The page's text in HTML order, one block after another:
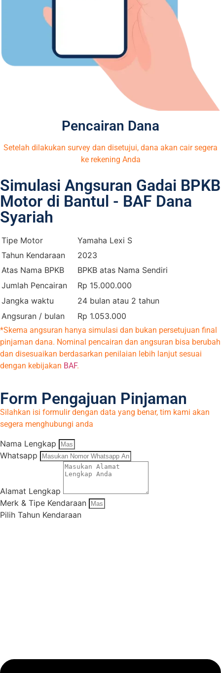
Pencairan Dana
Setelah dilakukan survey dan disetujui, dana akan cair segera
ke rekening Anda
Simulasi Angsuran Gadai BPKB
Motor di Bantul - BAF Dana
Syariah
Tipe Motor
Yamaha Lexi S
Tahun Kendaraan
2023
Atas Nama BPKB
BPKB atas Nama Sendiri
Jumlah Pencairan
Rp 15.000.000
Jangka waktu
24 bulan atau 2 tahun
Angsuran / bulan
Rp 1.053.000
*Skema angsuran hanya simulasi dan bukan persetujuan final
pinjaman dana. Nominal pencairan dan angsuran bisa berubah
dan disesuaikan berdasarkan penilaian lebih lanjut sesuai
dengan kebijakan BAF.
Form Pengajuan Pinjaman
Silahkan isi formulir dengan data yang benar, tim kami akan
segera menghubungi anda
Nama Lengkap
Whatsapp
Alamat Lengkap
Merk & Tipe Kendaraan
Pilih Tahun Kendaraan